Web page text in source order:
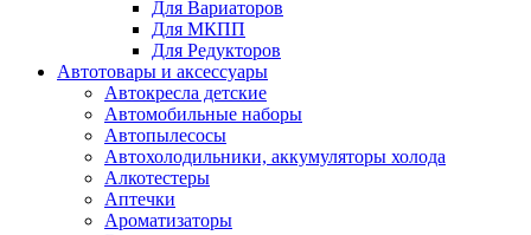
Для Вариаторов
Для МКПП
Для Редукторов
Автотовары и аксессуары
Автокресла детские
Автомобильные наборы
Автопылесосы
Автохолодильники, аккумуляторы холода
Алкотестеры
Аптечки
Ароматизаторы